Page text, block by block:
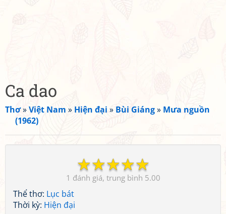
Ca dao
Thơ»Việt Nam » Hiện đại » Bùi Giáng» Mưa nguồn
(1962)
☆
☆
☆
☆
☆
1 5.00
Thể thơ: Lục bát
Thời kỳ: Hiện đại